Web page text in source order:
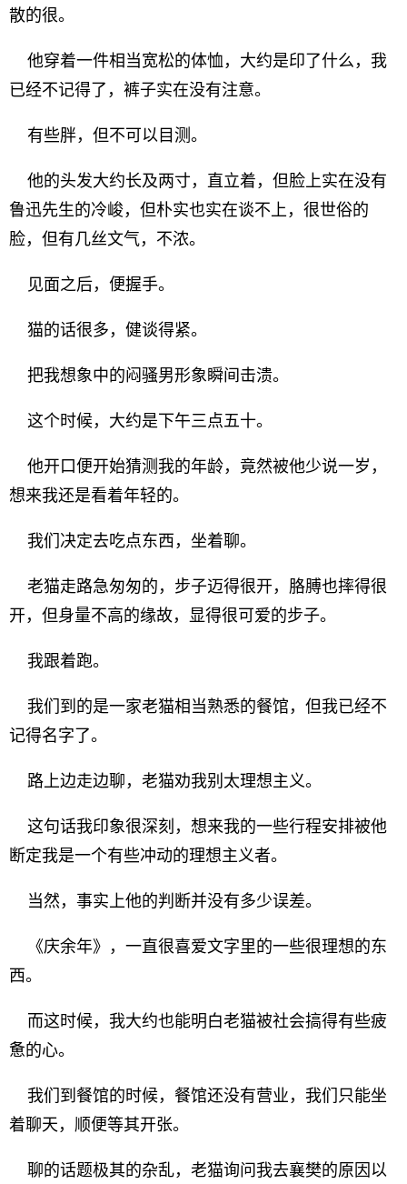
散的很。
他穿着一件相当宽松的体恤，大约是印了什么，我
已经不记得了，裤子实在没有注意。
有些胖，但不可以目测。
他的头发大约长及两寸，直立着，但脸上实在没有
鲁迅先生的冷峻，但朴实也实在谈不上，很世俗的
脸，但有几丝文气，不浓。
见面之后，便握手。
猫的话很多，健谈得紧。
把我想象中的闷骚男形象瞬间击溃。
这个时候，大约是下午三点五十。
他开口便开始猜测我的年龄，竟然被他少说一岁，
想来我还是看着年轻的。
我们决定去吃点东西，坐着聊。
老猫走路急匆匆的，步子迈得很开，胳膊也摔得很
开，但身量不高的缘故，显得很可爱的步子。
我跟着跑。
我们到的是一家老猫相当熟悉的餐馆，但我已经不
记得名字了。
路上边走边聊，老猫劝我别太理想主义。
这句话我印象很深刻，想来我的一些行程安排被他
断定我是一个有些冲动的理想主义者。
当然，事实上他的判断并没有多少误差。
《庆余年》，一直很喜爱文字里的一些很理想的东
西。
而这时候，我大约也能明白老猫被社会搞得有些疲
惫的心。
我们到餐馆的时候，餐馆还没有营业，我们只能坐
着聊天，顺便等其开张。
聊的话题极其的杂乱，老猫询问我去襄樊的原因以